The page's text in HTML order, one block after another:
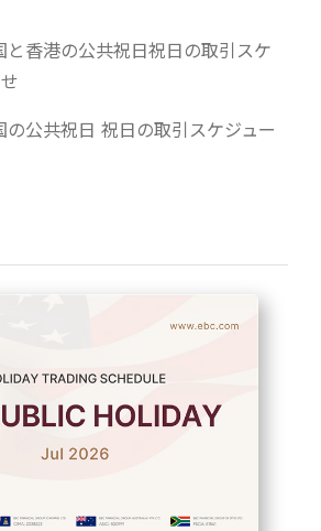
と香港の公共祝日祝日の取引スケ
の公共祝日 祝日の取引スケジュー